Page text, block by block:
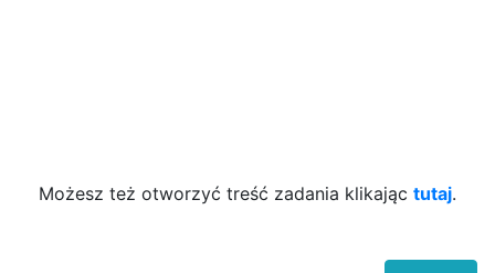
Możesz też otworzyć treść zadania klikając tutaj.